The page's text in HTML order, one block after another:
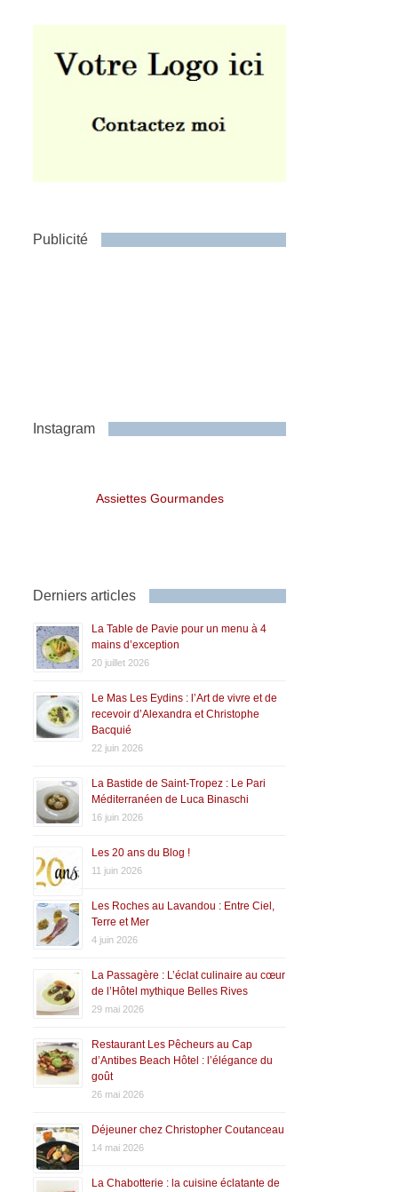
Publicité
Instagram
Assiettes Gourmandes
Derniers articles
La Table de Pavie pour un menu à 4
mains d’exception
20 juillet 2026
Le Mas Les Eydins : l’Art de vivre et de
recevoir d’Alexandra et Christophe
Bacquié
22 juin 2026
La Bastide de Saint-Tropez : Le Pari
Méditerranéen de Luca Binaschi
16 juin 2026
Les 20 ans du Blog !
11 juin 2026
Les Roches au Lavandou : Entre Ciel,
Terre et Mer
4 juin 2026
La Passagère : L’éclat culinaire au cœur
de l’Hôtel mythique Belles Rives
29 mai 2026
Restaurant Les Pêcheurs au Cap
d’Antibes Beach Hôtel : l’élégance du
goût
26 mai 2026
Déjeuner chez Christopher Coutanceau
14 mai 2026
La Chabotterie : la cuisine éclatante de